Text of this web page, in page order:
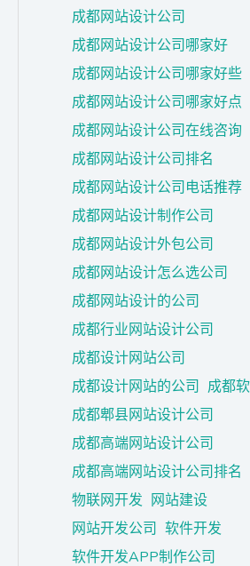
成都网站设计公司
成都网站设计公司哪家好
成都网站设计公司哪家好些
成都网站设计公司哪家好点
成都网站设计公司在线咨询
成都网站设计公司排名
成都网站设计公司电话推荐
成都网站设计制作公司
成都网站设计外包公司
成都网站设计怎么选公司
成都网站设计的公司
成都行业网站设计公司
成都设计网站公司
成都设计网站的公司 成都
成都郫县网站设计公司
成都高端网站设计公司
成都高端网站设计公司排名
物联网开发 网站建设
网站开发公司 软件开发
软件开发APP制作公司